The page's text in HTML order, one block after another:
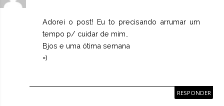
Adorei o post! Eu to precisando arrumar um
tempo p/ cuidar de mim..
Bjos e uma ótima semana
=)
RESPONDER